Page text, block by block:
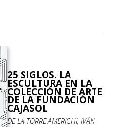
25 SIGLOS. LA
ESCULTURA EN LA
COLECCIÓN DE ARTE
DE LA FUNDACIÓN
CAJASOL
DE LA TORRE AMERIGHI, IVÁN